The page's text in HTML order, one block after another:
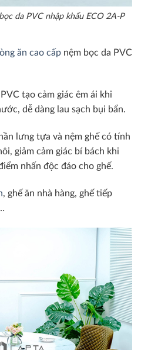
da PVC nhập khẩu ECO 2A-P
ăn cao cấp nệm bọc da PVC
tạo cảm giác êm ái khi
dễ dàng lau sạch bụi bẩn.
lưng tựa và nệm ghế có tính
giảm cảm giác bí bách khi
nhấn độc đáo cho ghế.
, ghế ăn nhà hàng, ghế tiếp